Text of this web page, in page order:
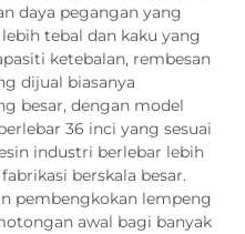
daya pegangan yang
tebal dan kaku yang
ketebalan, rembesan
dijual biasanya
besar, dengan model
36 inci yang sesuai
industri berlebar lebih
berskala besar.
pembengkokan lempeng
awal bagi banyak